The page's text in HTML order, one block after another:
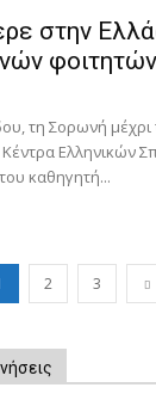
στην
φοιτητών
τη Σορωνή μέχρι
Ελληνικών
καθηγητή...
2 3